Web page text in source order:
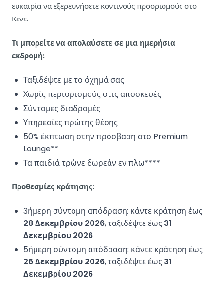
ευκαιρία να εξερευνήσετε κοντινούς προορισμούς στο
Κεντ.
Τι μπορείτε να απολαύσετε σε μια ημερήσια
εκδρομή:
Ταξιδέψτε με το όχημά σας
Χωρίς περιορισμούς στις αποσκευές
Σύντομες διαδρομές
Υπηρεσίες πρώτης θέσης
50% έκπτωση στην πρόσβαση στο Premium
Lounge**
Τα παιδιά τρώνε δωρεάν εν πλω****
Προθεσμίες κράτησης:
3ήμερη σύντομη απόδραση: κάντε κράτηση έως
28 Δεκεμβρίου 2026, ταξιδέψτε έως 31
Δεκεμβρίου 2026
5ήμερη σύντομη απόδραση: κάντε κράτηση έως
26 Δεκεμβρίου 2026, ταξιδέψτε έως 31
Δεκεμβρίου 2026